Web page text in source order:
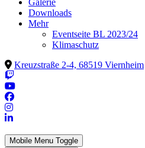
Galerie
Downloads
Mehr
Eventseite BL 2023/24
Klimaschutz
Kreuzstraße 2-4, 68519 Viernheim
Mobile Menu Toggle